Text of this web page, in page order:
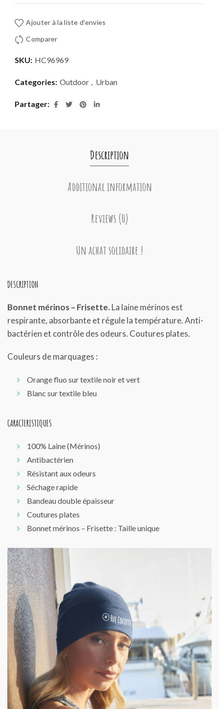
Ajouter à la liste d'envies
Comparer
SKU: HC96969
Categories: Outdoor , Urban
Partager
Description
Additional information
Reviews (0)
Un achat solidaire !
DESCRIPTION
Bonnet mérinos – Frisette. La laine mérinos est
respirante, absorbante et régule la température. Anti-
bactérien et contrôle des odeurs. Coutures plates.
Couleurs de marquages :
Orange fluo sur textile noir et vert
Blanc sur textile bleu
CARACTERISTIQUES
100% Laine (Mérinos)
Antibactérien
Résistant aux odeurs
Séchage rapide
Bandeau double épaisseur
Coutures plates
Bonnet mérinos – Frisette : Taille unique